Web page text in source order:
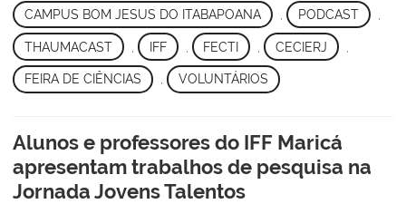
CAMPUS BOM JESUS DO ITABAPOANA PODCAST
THAUMACAST IFF FECTI , CECIERJ
FEIRA DE CIÊNCIAS , VOLUNTÁRIOS
Alunos e professores do IFF Maricá
apresentam trabalhos de pesquisa na
Jornada Jovens Talentos